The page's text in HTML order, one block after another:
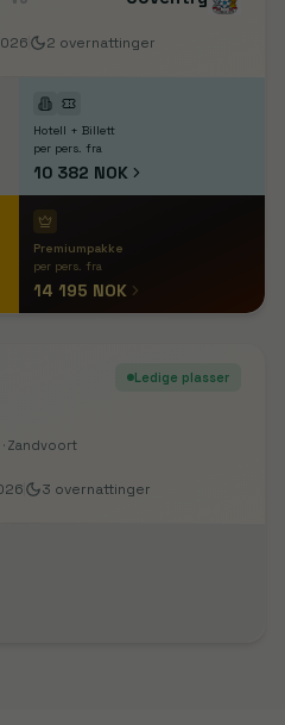
2 overnattinger
Hotell + Billett
per pers. fra
10 382 NOK
Premiumpakke
per pers. fra
14 195 NOK
Ledige plasser
Zandvoort
3 overnattinger